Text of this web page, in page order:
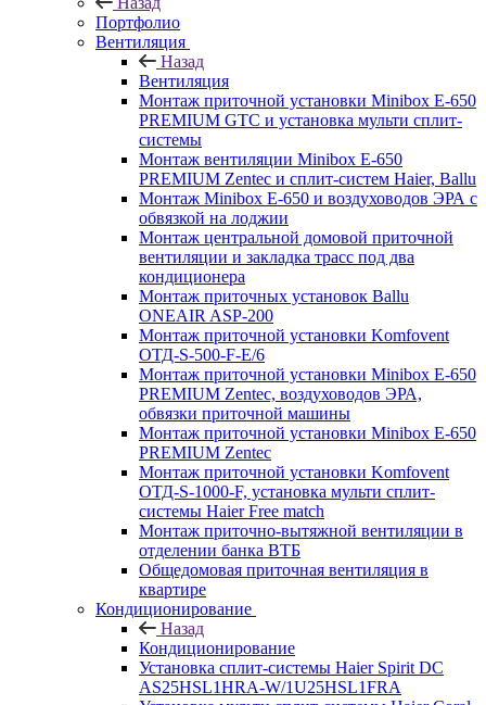
Портфолио
Вентиляция
Назад
Вентиляция
Монтаж приточной установки Minibox E-650
PREMIUM GTC и установка мульти сплит-
системы
Монтаж вентиляции Minibox E-650
PREMIUM Zentec и сплит-систем Haier, Ballu
Монтаж Minibox E-650 и воздуховодов ЭРА с
обвязкой на лоджии
Монтаж центральной домовой приточной
вентиляции и закладка трасс под два
кондиционера
Монтаж приточных установок Ballu
ONEAIR ASP-200
Монтаж приточной установки Komfovent
ОТД-S-500-F-E/6
Монтаж приточной установки Minibox E-650
PREMIUM Zentec, воздуховодов ЭРА,
обвязки приточной машины
Монтаж приточной установки Minibox E-650
PREMIUM Zentec
Монтаж приточной установки Komfovent
ОТД-S-1000-F, установка мульти сплит-
системы Haier Free match
Монтаж приточно-вытяжной вентиляции в
отделении банка ВТБ
Общедомовая приточная вентиляция в
квартире
Кондиционирование
Назад
Кондиционирование
Установка сплит-системы Haier Spirit DC
AS25HSL1HRA-W/1U25HSL1FRA